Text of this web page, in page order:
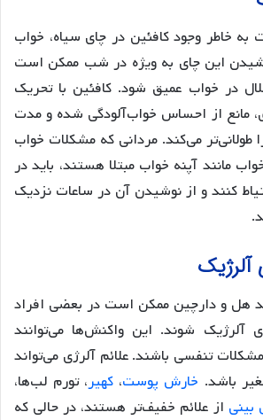
به خاطر وجود کافئین در چای سیاه، خواب
این چای به ویژه در شب ممکن است
در خواب عمیق شود. کافئین با تحریک
مانع از احساس خواب‌آلودگی شده و مدت
طولانی‌تر می‌کند. مردانی که مشکلات خواب
مانند آپنه خواب مبتلا هستند، باید در
کنند و از نوشیدن آن در ساعات نزدیک
هل و دارچین ممکن است در بعضی افراد
آلرژیک شوند. این واکنش‌ها می‌توانند
تنفسی باشند. علائم آلرژی می‌تواند
باشد. خارش پوست، کهیر، تورم لب‌ها،
بینی از علائم خفیف‌تر هستند، در حالی که